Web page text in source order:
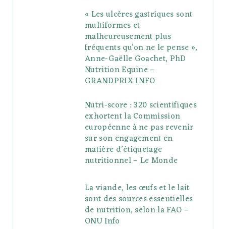
« Les ulcères gastriques sont
multiformes et
malheureusement plus
fréquents qu’on ne le pense »,
Anne-Gaëlle Goachet, PhD
Nutrition Equine –
GRANDPRIX INFO
Nutri-score : 320 scientifiques
exhortent la Commission
européenne à ne pas revenir
sur son engagement en
matière d’étiquetage
nutritionnel – Le Monde
La viande, les œufs et le lait
sont des sources essentielles
de nutrition, selon la FAO –
ONU Info